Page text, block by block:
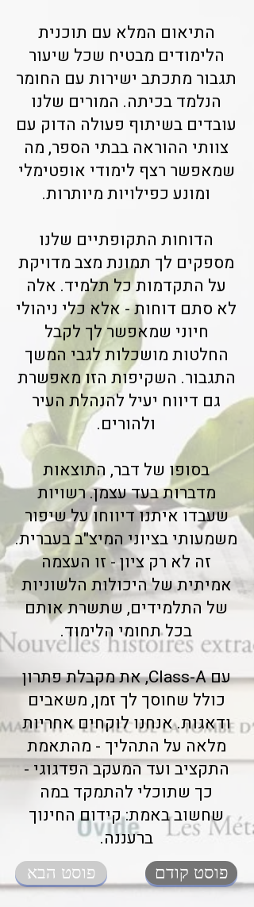
התיאום המלא עם תוכנית
הלימודים מבטיח שכל שיעור
תגבור מתכתב ישירות עם החומר
הנלמד בכיתה. המורים שלנו
עובדים בשיתוף פעולה הדוק עם
צוותי ההוראה בבתי הספר, מה
שמאפשר רצף לימודי אופטימלי
ומונע כפילויות מיותרות.
הדוחות התקופתיים שלנו
מספקים לך תמונת מצב מדויקת
על התקדמות כל תלמיד. אלה
לא סתם דוחות - אלא כלי ניהולי
חיוני שמאפשר לך לקבל
החלטות מושכלות לגבי המשך
התגבור. השקיפות הזו מאפשרת
גם דיווח יעיל להנהלת העיר
ולהורים.
בסופו של דבר, התוצאות
מדברות בעד עצמן. רשויות
שעבדו איתנו דיווחו על שיפור
משמעותי בציוני המיצ"ב בעברית.
זה לא רק ציון - זו העצמה
אמיתית של היכולות הלשוניות
של התלמידים, שתשרת אותם
בכל תחומי הלימוד.
עם Class-A, את מקבלת פתרון
כולל שחוסך לך זמן, משאבים
ודאגות. אנחנו לוקחים אחריות
מלאה על התהליך - מהתאמת
התקציב ועד המעקב הפדגוגי -
כך שתוכלי להתמקד במה
שחשוב באמת: קידום החינוך
ברעננה.
פוסט הבא פוסט קודם